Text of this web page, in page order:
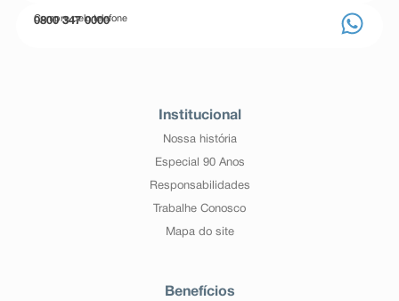
Compre pelo telefone
0800 347 0000
Institucional
Nossa história
Especial 90 Anos
Responsabilidades
Trabalhe Conosco
Mapa do site
Benefícios